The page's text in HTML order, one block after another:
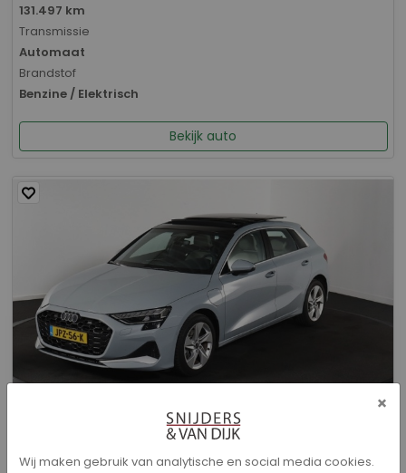
131.497 km
Transmissie
Automaat
Brandstof
Benzine / Elektrisch
Bekijk auto
Audi A3 - Sportback 40 TFSI e Advanced edition
×
Wij maken gebruik van analytische en social media cookies.